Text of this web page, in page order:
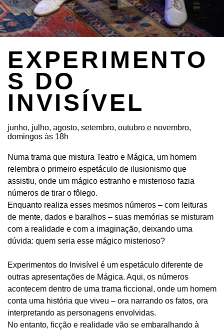
EXPERIMENTO
S DO
INVISÍVEL
junho, julho, agosto, setembro, outubro e novembro,
domingos às 18h
Numa trama que mistura Teatro e Mágica, um homem
relembra o primeiro espetáculo de ilusionismo que
assistiu, onde um mágico estranho e misterioso fazia
números de tirar o fôlego.
Enquanto realiza esses mesmos números – com leituras
de mente, dados e baralhos – suas memórias se misturam
com a realidade e com a imaginação, deixando uma
dúvida: quem seria esse mágico misterioso?
Experimentos do Invisível é um espetáculo diferente de
outras apresentações de Mágica. Aqui, os números
acontecem dentro de uma trama ficcional, onde um homem
conta uma história que viveu – ora narrando os fatos, ora
interpretando as personagens envolvidas.
No entanto, ficção e realidade vão se embaralhando à